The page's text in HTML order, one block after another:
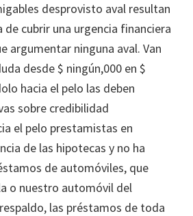
desprovisto aval resultan
cubrir una urgencia financiera
argumentar ninguna aval. Van
desde $ ningún,000 en $
hacia el pelo las deben
sobre credibilidad
el pelo prestamistas en
de las hipotecas y no ha
de automóviles, que
o nuestro automóvil del
las préstamos de toda